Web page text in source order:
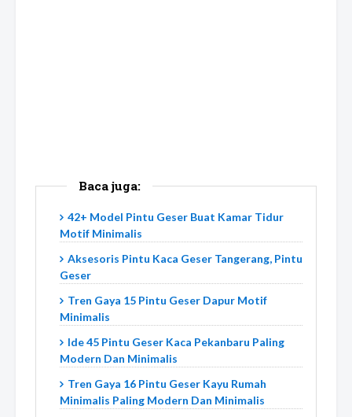
Baca juga:
42+ Model Pintu Geser Buat Kamar Tidur
Motif Minimalis
Aksesoris Pintu Kaca Geser Tangerang, Pintu
Geser
Tren Gaya 15 Pintu Geser Dapur Motif
Minimalis
Ide 45 Pintu Geser Kaca Pekanbaru Paling
Modern Dan Minimalis
Tren Gaya 16 Pintu Geser Kayu Rumah
Minimalis Paling Modern Dan Minimalis